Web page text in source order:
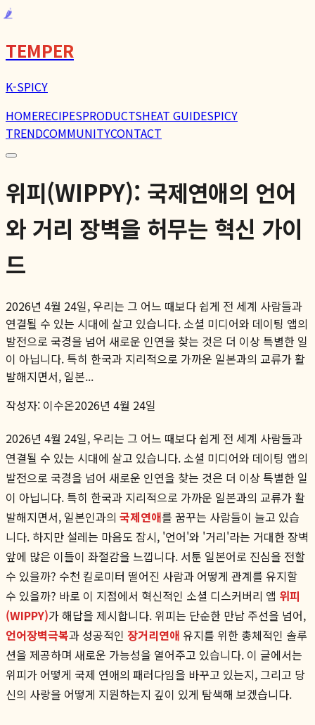
🌶️
TEMPER
K-SPICY
HOMERECIPESPRODUCTSHEAT GUIDESPICY
TRENDCOMMUNITYCONTACT
위피(WIPPY): 국제연애의 언어
와 거리 장벽을 허무는 혁신 가이
드
2026년 4월 24일, 우리는 그 어느 때보다 쉽게 전 세계 사람들과
연결될 수 있는 시대에 살고 있습니다. 소셜 미디어와 데이팅 앱의
발전으로 국경을 넘어 새로운 인연을 찾는 것은 더 이상 특별한 일
이 아닙니다. 특히 한국과 지리적으로 가까운 일본과의 교류가 활
발해지면서, 일본...
작성자: 이수온2026년 4월 24일
2026년 4월 24일, 우리는 그 어느 때보다 쉽게 전 세계 사람들과
연결될 수 있는 시대에 살고 있습니다. 소셜 미디어와 데이팅 앱의
발전으로 국경을 넘어 새로운 인연을 찾는 것은 더 이상 특별한 일
이 아닙니다. 특히 한국과 지리적으로 가까운 일본과의 교류가 활
발해지면서, 일본인과의 국제연애를 꿈꾸는 사람들이 늘고 있습
니다. 하지만 설레는 마음도 잠시, '언어'와 '거리'라는 거대한 장벽
앞에 많은 이들이 좌절감을 느낍니다. 서툰 일본어로 진심을 전할
수 있을까? 수천 킬로미터 떨어진 사람과 어떻게 관계를 유지할
수 있을까? 바로 이 지점에서 혁신적인 소셜 디스커버리 앱 위피
(WIPPY)가 해답을 제시합니다. 위피는 단순한 만남 주선을 넘어,
언어장벽극복과 성공적인 장거리연애 유지를 위한 총체적인 솔루
션을 제공하며 새로운 가능성을 열어주고 있습니다. 이 글에서는
위피가 어떻게 국제 연애의 패러다임을 바꾸고 있는지, 그리고 당
신의 사랑을 어떻게 지원하는지 깊이 있게 탐색해 보겠습니다.